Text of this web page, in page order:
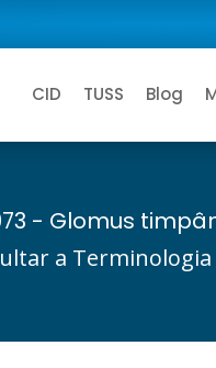
CID TUSS Blog
- Glomus
a